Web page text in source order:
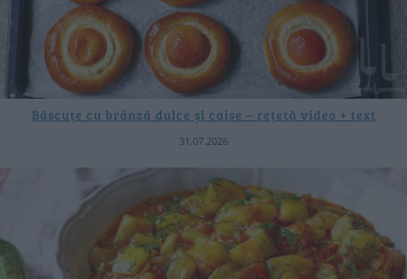
Băscuțe cu brânză dulce și caise – rețetă video + text
31.07.2026